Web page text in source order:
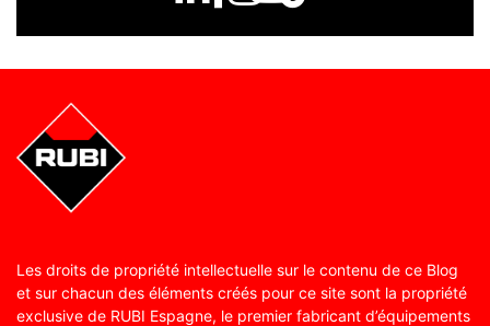
Les droits de propriété intellectuelle sur le contenu de ce Blog
et sur chacun des éléments créés pour ce site sont la propriété
exclusive de RUBI Espagne, le premier fabricant d’équipements